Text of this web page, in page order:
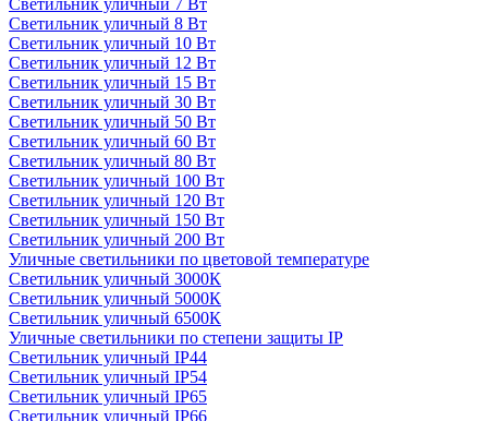
Светильник уличный 7 Вт
Светильник уличный 8 Вт
Светильник уличный 10 Вт
Светильник уличный 12 Вт
Светильник уличный 15 Вт
Светильник уличный 30 Вт
Светильник уличный 50 Вт
Светильник уличный 60 Вт
Светильник уличный 80 Вт
Светильник уличный 100 Вт
Светильник уличный 120 Вт
Светильник уличный 150 Вт
Светильник уличный 200 Вт
Уличные светильники по цветовой температуре
Cветильник уличный 3000К
Cветильник уличный 5000К
Cветильник уличный 6500К
Уличные светильники по степени защиты IP
Светильник уличный IP44
Светильник уличный IP54
Светильник уличный IP65
Светильник уличный IP66